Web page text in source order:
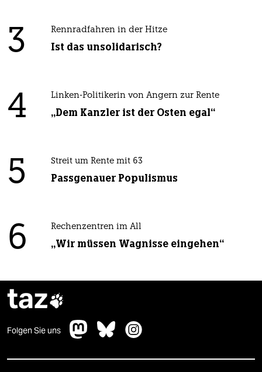
3 Rennradfahren in der Hitze
Ist das unsolidarisch?
4 Linken-Politikerin von Angern zur Rente
„Dem Kanzler ist der Osten egal“
5 Streit um Rente mit 63
Passgenauer Populismus
6 Rechenzentren im All
„Wir müssen Wagnisse eingehen“
taz
Folgen Sie uns